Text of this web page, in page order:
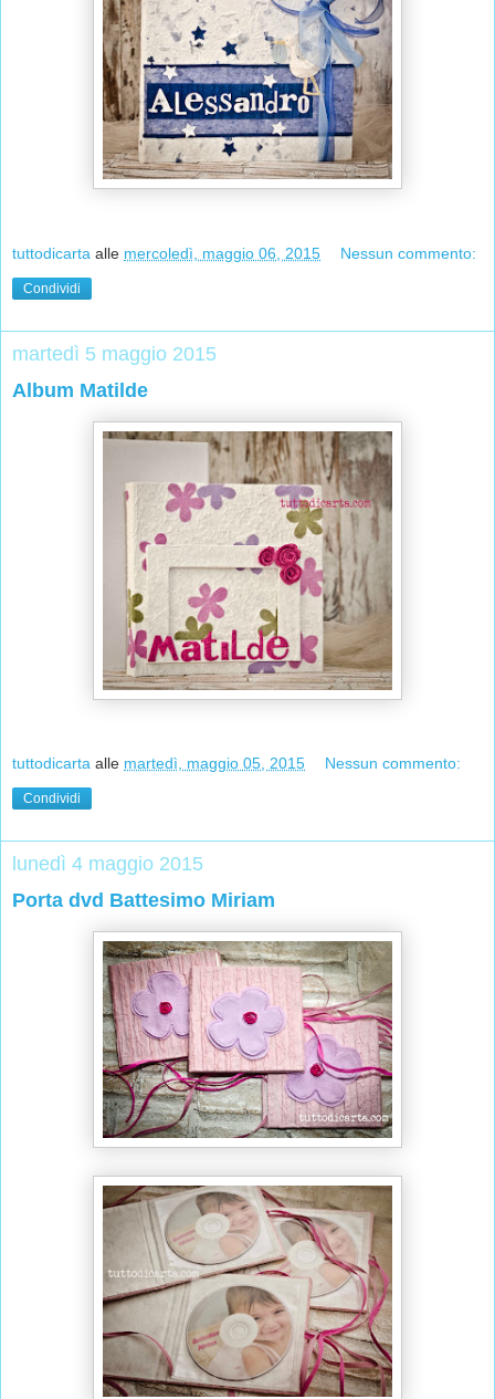
tuttodicarta alle mercoledì, maggio 06, 2015 Nessun commento:
Condividi
martedì 5 maggio 2015
Album Matilde
tuttodicarta alle martedì, maggio 05, 2015 Nessun commento:
Condividi
lunedì 4 maggio 2015
Porta dvd Battesimo Miriam